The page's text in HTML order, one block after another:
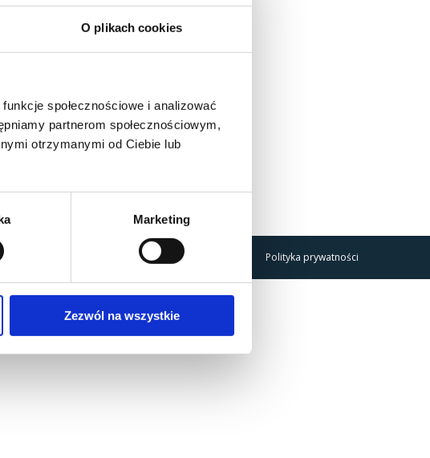
O plikach cookies
społecznościowe i analizować
partnerom społecznościowym,
otrzymanymi od Ciebie lub
Marketing
Zezwól na wszystkie
Polityka prywatności